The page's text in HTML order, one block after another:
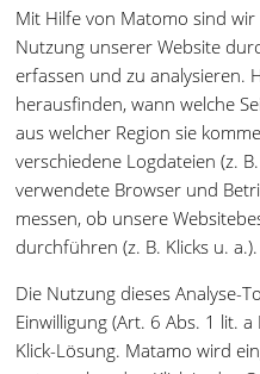
Mit Hilfe von Matomo sind
Nutzung unserer Website
erfassen und zu analysieren.
herausfinden, wann welche
aus welcher Region sie
verschiedene Logdateien (z.
verwendete Browser und
messen, ob unsere
durchführen (z. B. Klicks u. a.).
Die Nutzung dieses Analyse-
Einwilligung (Art. 6 Abs. 1 lit.
Klick-Lösung. Matamo wird